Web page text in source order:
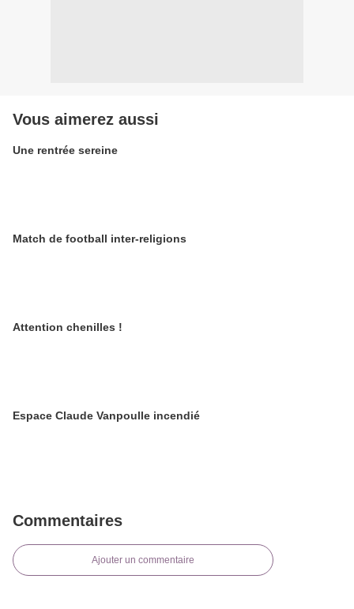
Vous aimerez aussi
Une rentrée sereine
Match de football inter-religions
Attention chenilles !
Espace Claude Vanpoulle incendié
Commentaires
Ajouter un commentaire